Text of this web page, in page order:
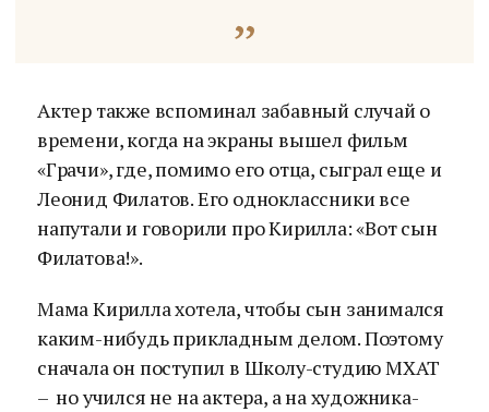
Актер также вспоминал забавный случай о
времени, когда на экраны вышел фильм
«Грачи», где, помимо его отца, сыграл еще и
Леонид Филатов. Его одноклассники все
напутали и говорили про Кирилла: «Вот сын
Филатова!».
Мама Кирилла хотела, чтобы сын занимался
каким-нибудь прикладным делом. Поэтому
сначала он поступил в Школу-студию МХАТ
– но учился не на актера, а на художника-